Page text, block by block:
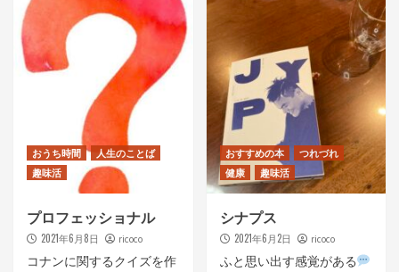
ー
おうち時間
人生のことば
趣味活
プロフェッショナル
2021年6月8日 ricoco
コナンに関するクイズを作
おすすめの本
つれづれ
健康
趣味活
シナプス
2021年6月2日 ricoco
ふと思い出す感覚がある